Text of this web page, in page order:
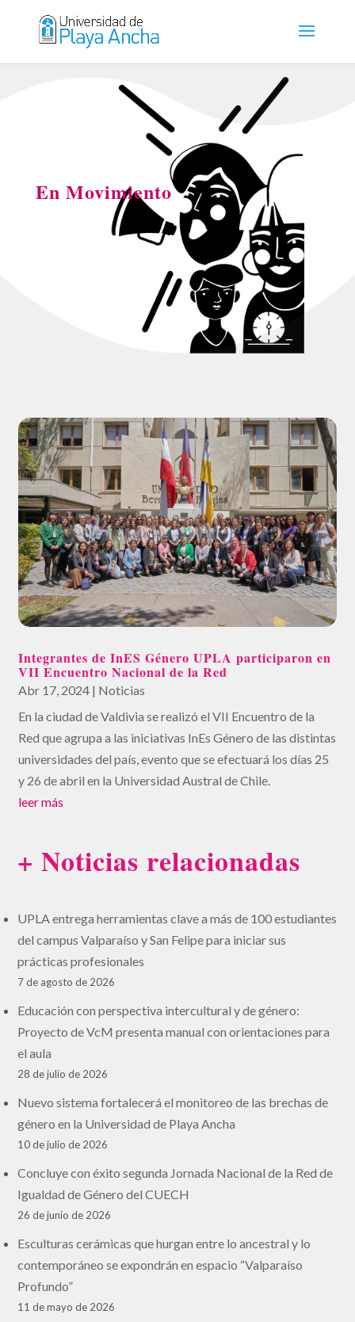
En Movimiento
Integrantes de InES Género UPLA participaron en
VII Encuentro Nacional de la Red
Abr 17, 2024 | Noticias
En la ciudad de Valdivia se realizó el VII Encuentro de la
Red que agrupa a las iniciativas InEs Género de las distintas
universidades del país, evento que se efectuará los días 25
y 26 de abril en la Universidad Austral de Chile.
leer más
+ Noticias relacionadas
UPLA entrega herramientas clave a más de 100 estudiantes
del campus Valparaíso y San Felipe para iniciar sus
prácticas profesionales
7 de agosto de 2026
Educación con perspectiva intercultural y de género:
Proyecto de VcM presenta manual con orientaciones para
el aula
28 de julio de 2026
Nuevo sistema fortalecerá el monitoreo de las brechas de
género en la Universidad de Playa Ancha
10 de julio de 2026
Concluye con éxito segunda Jornada Nacional de la Red de
Igualdad de Género del CUECH
26 de junio de 2026
Esculturas cerámicas que hurgan entre lo ancestral y lo
contemporáneo se expondrán en espacio “Valparaíso
Profundo”
11 de mayo de 2026